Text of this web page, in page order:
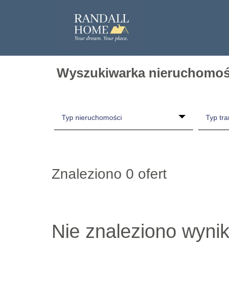
Wyszukiwarka
Typ nieruchomości Typ
Znaleziono 0 ofert
Nie znaleziono